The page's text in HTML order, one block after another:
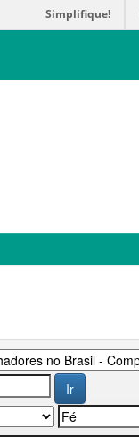
Simplifique!